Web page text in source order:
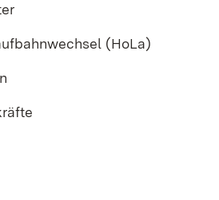
(HoLa)